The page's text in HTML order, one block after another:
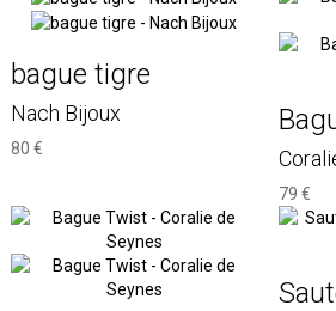
bague tigre
Nach Bijoux
80 €
79 €